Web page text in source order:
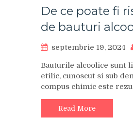
De ce poate fi
de bauturi
septembrie 19, 2024
Bauturile alcoolice sunt
etilic, cunoscut si sub
compus chimic este
Read More